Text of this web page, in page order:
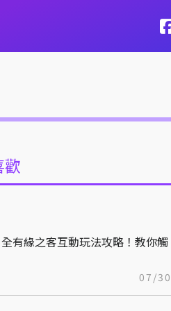
歡
全有緣之客互動玩法攻略！教你觸
07/30